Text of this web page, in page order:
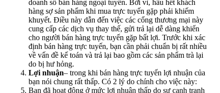
doanh số bán hàng ngoại tuyến. Bởi vì, hầu hết khách
hàng sợ sản phẩm khi mua trực tuyến gặp phải khiếm
khuyết. Điều này dẫn đến việc các cổng thương mại này
cung cấp các dịch vụ thay thế, gửi trả lại dễ dàng khiến
cho người bán hàng trực tuyến gặp bất lợi. Trước khi xác
định bán hàng trực tuyến, bạn cần phải chuẩn bị rất nhiều
về vấn đề kế toán và trả lại bao gồm các sản phẩm trà lại
do bị hư hỏng.
Lợi nhuận– trong khi bán hàng trực tuyến lợi nhuận của
bạn nói chung rất thấp. Có 2 lý do chính cho việc này:
Bạn đã hoạt động ở mức lợi nhuận thấp do sự cạnh tranh